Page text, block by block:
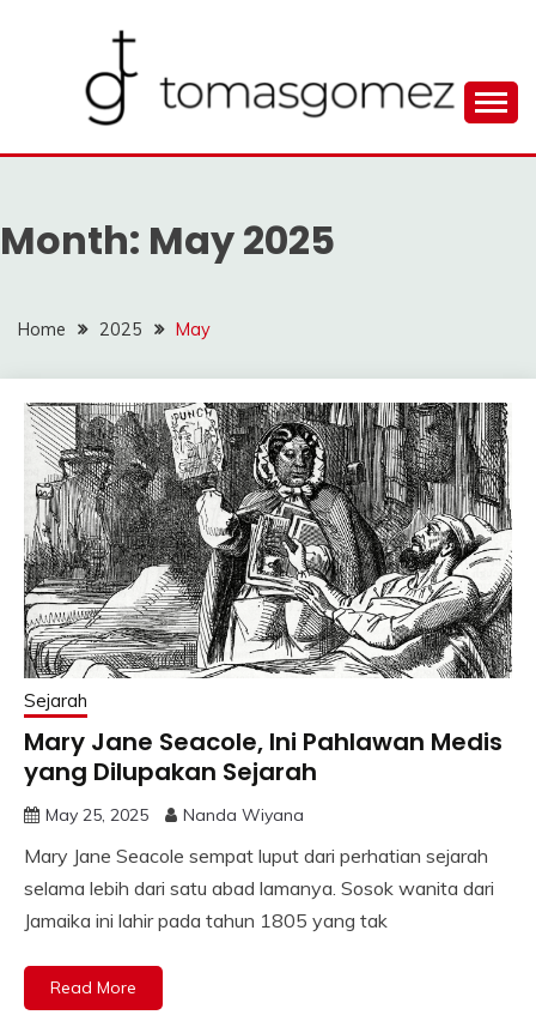
TOMAGOMEZ
Month: May 2025
Home 2025 May
Sejarah
Mary Jane Seacole, Ini Pahlawan Medis
yang Dilupakan Sejarah
May 25, 2025 Nanda Wiyana
Mary Jane Seacole sempat luput dari perhatian sejarah
selama lebih dari satu abad lamanya. Sosok wanita dari
Jamaika ini lahir pada tahun 1805 yang tak
Read More